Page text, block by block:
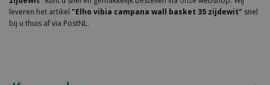
leveren het artikel "Elho vibia campana wall basket 35 zijdewit" snel
bij u thuis af via PostNL.